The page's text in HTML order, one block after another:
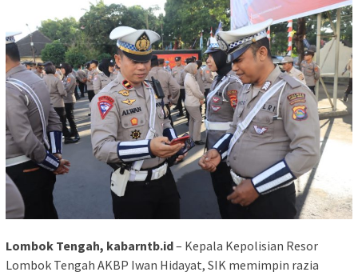
Lombok Tengah, kabarntb.id– Kepala Kepolisian Resor
Lombok Tengah AKBP Iwan Hidayat, SIK memimpin razia